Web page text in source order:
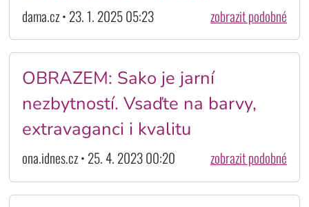
dama.cz • 23. 1. 2025 05:23 zobrazit podobné
OBRAZEM: Sako je jarní
nezbytností. Vsaďte na barvy,
extravaganci i kvalitu
ona.idnes.cz • 25. 4. 2023 00:20 zobrazit podobné